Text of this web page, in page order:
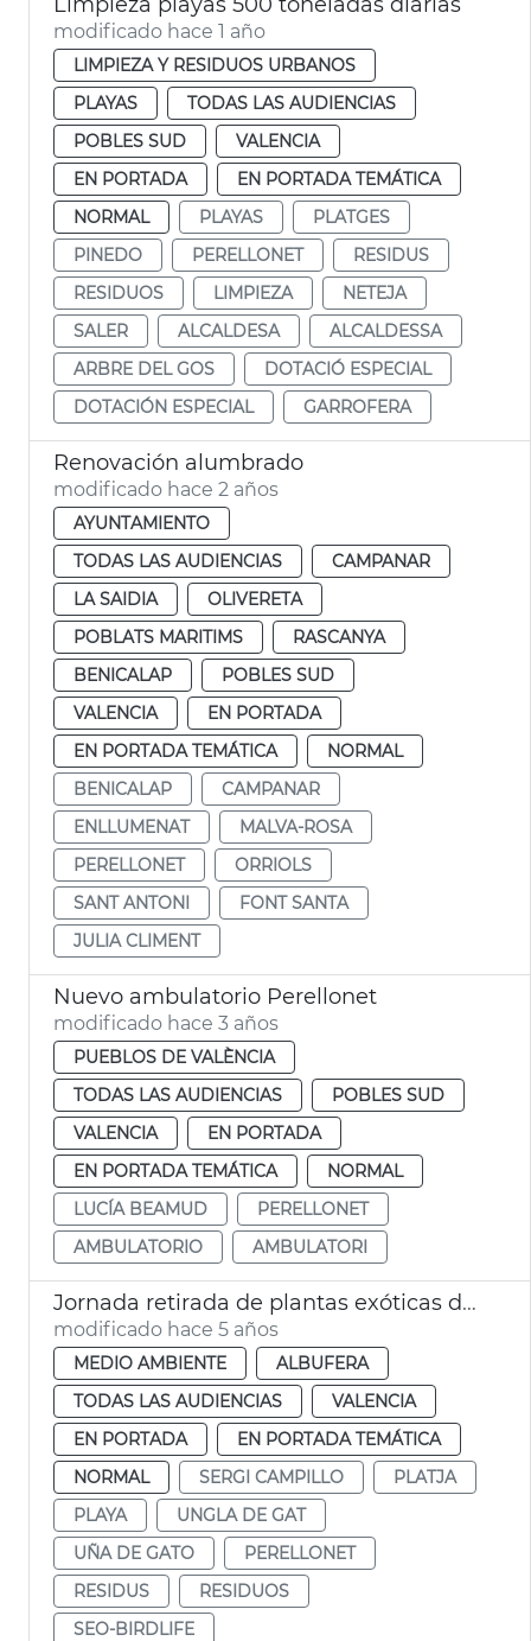
modificado hace 1 año
LIMPIEZA Y RESIDUOS URBANOS
PLAYAS
TODAS LAS AUDIENCIAS
POBLES SUD
VALENCIA
EN PORTADA
EN PORTADA TEMÁTICA
NORMAL
PLAYAS
PLATGES
PINEDO
PERELLONET
RESIDUS
RESIDUOS
LIMPIEZA
NETEJA
SALER
ALCALDESA
ALCALDESSA
ARBRE DEL GOS
DOTACIÓ ESPECIAL
DOTACIÓN ESPECIAL
GARROFERA
Renovación alumbrado
modificado hace 2 años
AYUNTAMIENTO
TODAS LAS AUDIENCIAS
CAMPANAR
LA SAIDIA
OLIVERETA
POBLATS MARITIMS
RASCANYA
BENICALAP
POBLES SUD
VALENCIA
EN PORTADA
EN PORTADA TEMÁTICA
NORMAL
BENICALAP
CAMPANAR
ENLLUMENAT
MALVA-ROSA
PERELLONET
ORRIOLS
SANT ANTONI
FONT SANTA
JULIA CLIMENT
Nuevo ambulatorio Perellonet
modificado hace 3 años
PUEBLOS DE VALÈNCIA
TODAS LAS AUDIENCIAS
POBLES SUD
VALENCIA
EN PORTADA
EN PORTADA TEMÁTICA
NORMAL
LUCÍA BEAMUD
PERELLONET
AMBULATORIO
AMBULATORI
Jornada retirada de plantas exóticas del Perellonet
modificado hace 5 años
MEDIO AMBIENTE
ALBUFERA
TODAS LAS AUDIENCIAS
VALENCIA
EN PORTADA
EN PORTADA TEMÁTICA
NORMAL
SERGI CAMPILLO
PLATJA
PLAYA
UNGLA DE GAT
UÑA DE GATO
PERELLONET
RESIDUS
RESIDUOS
SEO-BIRDLIFE